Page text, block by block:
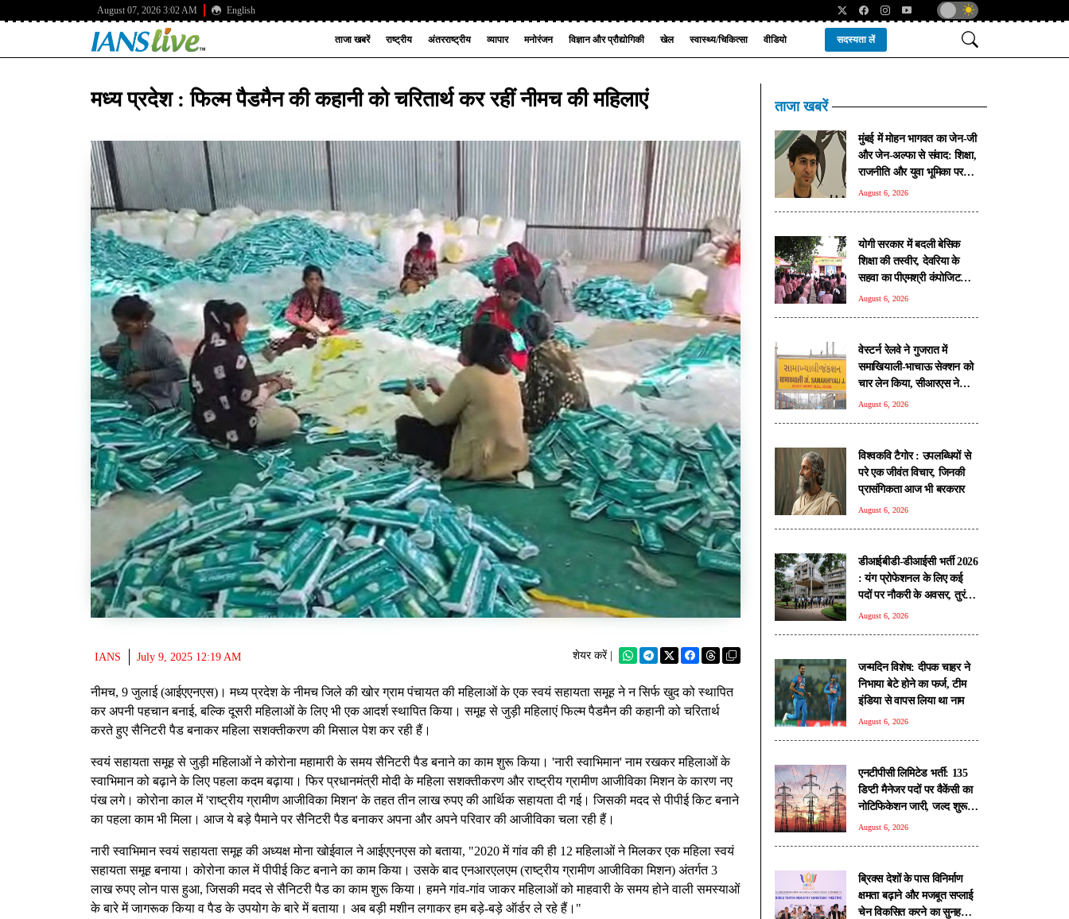
August 07, 2026 3:02 AM English
ताजा खबरें राष्ट्रीय अंतरराष्ट्रीय व्यापार मनोरंजन विज्ञान और प्रौद्योगिकी खेल स्वास्थ्य/चिकित्सा वीडियो सदस्यता लें
मध्य प्रदेश : फिल्म पैडमैन की कहानी को चरितार्थ कर रहीं नीमच की महिलाएं
IANS July 9, 2025 12:19 AM शेयर करें |
नीमच, 9 जुलाई (आईएएनएस)। मध्य प्रदेश के नीमच जिले की खोर ग्राम पंचायत की महिलाओं के एक स्वयं सहायता समूह ने न सिर्फ खुद को स्थापित
कर अपनी पहचान बनाई, बल्कि दूसरी महिलाओं के लिए भी एक आदर्श स्थापित किया। समूह से जुड़ी महिलाएं फिल्म पैडमैन की कहानी को चरितार्थ
करते हुए सैनिटरी पैड बनाकर महिला सशक्तीकरण की मिसाल पेश कर रही हैं।
स्वयं सहायता समूह से जुड़ी महिलाओं ने कोरोना महामारी के समय सैनिटरी पैड बनाने का काम शुरू किया। 'नारी स्वाभिमान' नाम रखकर महिलाओं के
स्वाभिमान को बढ़ाने के लिए पहला कदम बढ़ाया। फिर प्रधानमंत्री मोदी के महिला सशक्तीकरण और राष्ट्रीय ग्रामीण आजीविका मिशन के कारण नए
पंख लगे। कोरोना काल में 'राष्ट्रीय ग्रामीण आजीविका मिशन' के तहत तीन लाख रुपए की आर्थिक सहायता दी गई। जिसकी मदद से पीपीई किट बनाने
का पहला काम भी मिला। आज ये बड़े पैमाने पर सैनिटरी पैड बनाकर अपना और अपने परिवार की आजीविका चला रही हैं।
नारी स्वाभिमान स्वयं सहायता समूह की अध्यक्ष मोना खोईवाल ने आईएएनएस को बताया, "2020 में गांव की ही 12 महिलाओं ने मिलकर एक महिला स्वयं
सहायता समूह बनाया। कोरोना काल में पीपीई किट बनाने का काम किया। उसके बाद एनआरएलएम (राष्ट्रीय ग्रामीण आजीविका मिशन) अंतर्गत 3
लाख रुपए लोन पास हुआ, जिसकी मदद से सैनिटरी पैड का काम शुरू किया। हमने गांव-गांव जाकर महिलाओं को माहवारी के समय होने वाली समस्याओं
के बारे में जागरूक किया व पैड के उपयोग के बारे में बताया। अब बड़ी मशीन लगाकर हम बड़े-बड़े ऑर्डर ले रहे हैं।"
ताजा खबरें
मुंबई में मोहन भागवत का जेन-जी
और जेन-अल्फा से संवाद: शिक्षा,
राजनीति और युवा भूमिका पर
खुलकर हुई चर्चा
August 6, 2026
योगी सरकार में बदली बेसिक
शिक्षा की तस्वीर, देवरिया के
सहवा का पीएमश्री कंपोजिट
विद्यालय बना प्रदेश का मॉडल
August 6, 2026
वेस्टर्न रेलवे ने गुजरात में
समाखियाली-भाचाऊ सेक्शन को
चार लेन किया, सीआरएस ने
किया निरीक्षण
August 6, 2026
विश्वकवि टैगोर : उपलब्धियों से
परे एक जीवंत विचार, जिनकी
प्रासंगिकता आज भी बरकरार
August 6, 2026
डीआईबीडी-डीआईसी भर्ती 2026
: यंग प्रोफेशनल के लिए कई
पदों पर नौकरी के अवसर, तुरंत
करें आवेदन
August 6, 2026
जन्मदिन विशेष: दीपक चाहर ने
निभाया बेटे होने का फर्ज, टीम
इंडिया से वापस लिया था नाम
August 6, 2026
एनटीपीसी लिमिटेड भर्ती: 135
डिप्टी मैनेजर पदों पर वैकेंसी का
नोटिफिकेशन जारी, जल्द शुरू
होगी आवेदन प्रक्रिया
August 6, 2026
ब्रिक्स देशों के पास विनिर्माण
क्षमता बढ़ाने और मजबूत सप्लाई
चेन विकसित करने का सुनहरा